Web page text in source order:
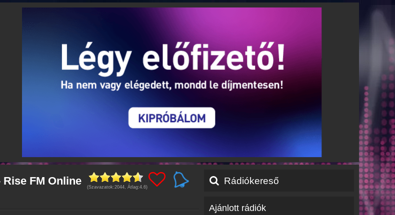
Rise FM Online (Szavazatok:2044, Átlag:4.6)
Rádiókereső
Ajánlott rádiók